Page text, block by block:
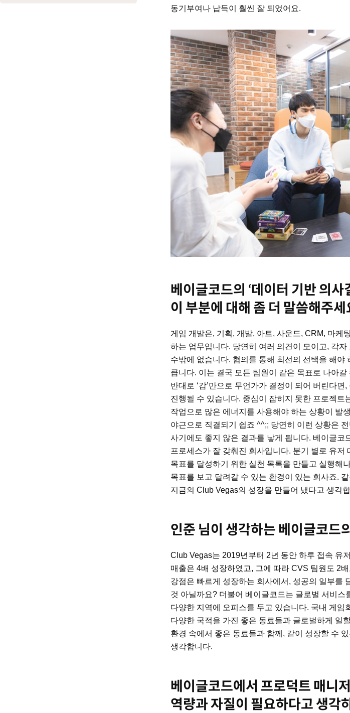
동기부여나 납득이 훨씬 잘 되었어요.
베이글코드의 ‘데이터 기반 의
이 부분에 대해 좀 더 말씀해주세
게임 개발은, 기획, 개발, 아트, 사운드, CRM, 마케
하는 업무입니다. 당연히 여러 의견이 모이고, 각
수밖에 없습니다. 협의를 통해 최선의 선택을 해야
큽니다. 이는 결국 모든 팀원이 같은 목표로 나아
반대로 ‘감’만으로 무언가가 결정이 되어 버린다
진행될 수 있습니다. 중심이 잡히지 못한 프로젝트
작업으로 많은 에너지를 사용해야 하는 상황이 발
야근으로 직결되기 쉽죠 ^^;; 당연히 이런 상황은
사기에도 좋지 않은 결과를 낳게 됩니다. 베이글코
프로세스가 잘 갖춰진 회사입니다. 분기 별로 유저
목표를 달성하기 위한 실천 목록을 만들고 실행해
목표를 보고 달려갈 수 있는 환경이 있는 회사죠.
지금의 Club Vegas의 성장을 만들어 냈다고 생각
인준 님이 생각하는 베이글코드
Club Vegas는 2019년부터 2년 동안 하루 접속 유
매출은 4배 성장하였고, 그에 따라 CVS 팀원도 2
강점은 빠르게 성장하는 회사에서, 성공의 일부를
것 아닐까요? 더불어 베이글코드는 글로벌 서비스
다양한 지역에 오피스를 두고 있습니다. 국내 게임
다양한 국적을 가진 좋은 동료들과 글로벌하게 일
환경 속에서 좋은 동료들과 함께, 같이 성장할 수
생각합니다.
베이글코드에서 프로덕트 매니
역량과 자질이 필요하다고 생각